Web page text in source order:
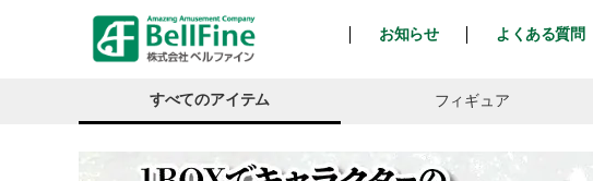
ベ
お知らせ よくある質問
すべてのアイテム フィギュア